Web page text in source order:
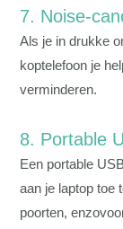
7. Noise-
Als je in drukke
koptelefoon je
verminderen.
8. Portable
Een portable
aan je laptop toe
poorten,